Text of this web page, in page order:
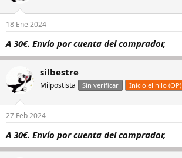
18 Ene 2024
A 30€. Envío por cuenta del comprador,
silbestre
Milpostista Sin verificar Inició el hilo (OP)
27 Feb 2024
A 30€. Envío por cuenta del comprador,